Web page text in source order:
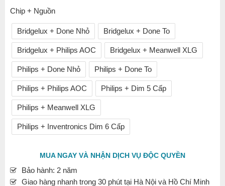
Chip + Nguồn
Bridgelux + Done Nhỏ Bridgelux + Done To
Bridgelux + Philips AOC Bridgelux + Meanwell XLG
Philips + Done Nhỏ Philips + Done To
Philips + Philips AOC Philips + Dim 5 Cấp
Philips + Meanwell XLG
Philips + Inventronics Dim 6 Cấp
MUA NGAY VÀ NHẬN DỊCH VỤ ĐỘC QUYỀN
Bảo hành: 2 năm
Giao hàng nhanh trong 30 phút tại Hà Nội và Hồ Chí Minh